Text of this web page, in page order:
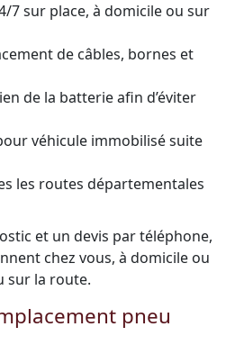
7 sur place, à domicile ou sur
de câbles, bornes et
de la batterie afin d’éviter
véhicule immobilisé suite
les routes départementales
et un devis par téléphone,
chez vous, à domicile ou
sur la route.
pneu